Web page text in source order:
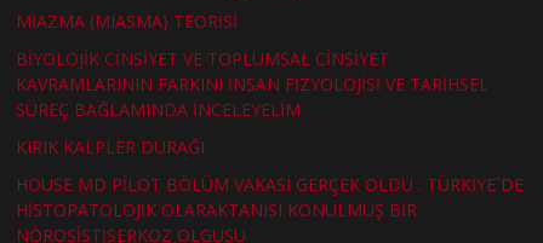
MİAZMA (MIASMA) TEORİSİ
BİYOLOJİK CİNSİYET VE TOPLUMSAL CİNSİYET
KAVRAMLARININ FARKINI İNSAN FİZYOLOJİSİ VE TARİHSEL
SÜREÇ BAĞLAMINDA İNCELEYELİM
KIRIK KALPLER DURAĞI
HOUSE MD PİLOT BÖLÜM VAKASI GERÇEK OLDU : TÜRKİYE´DE
HİSTOPATOLOJİK OLARAKTANISI KONULMUŞ BİR
NÖROSİSTİSERKOZ OLGUSU